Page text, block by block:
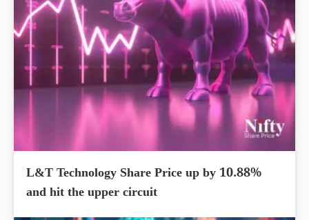
L&T Technology Share Price up by 10.88%
and hit the upper circuit